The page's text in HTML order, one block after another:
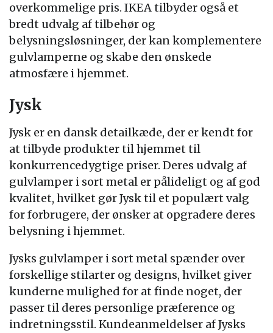
overkommelige pris. IKEA tilbyder også et
bredt udvalg af tilbehør og
belysningsløsninger, der kan komplementere
gulvlamperne og skabe den ønskede
atmosfære i hjemmet.
Jysk
Jysk er en dansk detailkæde, der er kendt for
at tilbyde produkter til hjemmet til
konkurrencedygtige priser. Deres udvalg af
gulvlamper i sort metal er pålideligt og af god
kvalitet, hvilket gør Jysk til et populært valg
for forbrugere, der ønsker at opgradere deres
belysning i hjemmet.
Jysks gulvlamper i sort metal spænder over
forskellige stilarter og designs, hvilket giver
kunderne mulighed for at finde noget, der
passer til deres personlige præference og
indretningsstil. Kundeanmeldelser af Jysks